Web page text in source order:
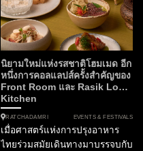
นิยามใหม่แห่งรสชาติโฮมเมด อีก
หนึ่งการคอลแลปส์ครั้งสำคัญของ
Front Room และ Rasik Local
Kitchen
RATCHADAMRI EVENTS & FESTIVALS
เมื่อศาสตร์แห่งการปรุงอาหาร
ไทยร่วมสมัยเดินทางมาบรรจบกับ